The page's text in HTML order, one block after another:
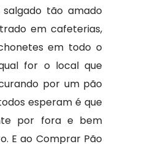
salgado tão amado
em cafeterias,
em todo o
for o local que
por um pão
esperam é que
por fora e bem
E ao Comprar Pão